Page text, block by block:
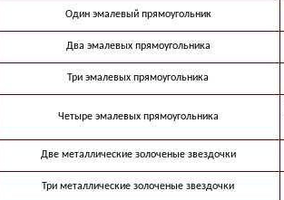
Один эмалевый прямоугольник
Два эмалевых прямоугольника
Три эмалевых прямоугольника
Четыре эмалевых прямоугольника
Две металлические золоченые звездочки
Три металлические золоченые звездочки